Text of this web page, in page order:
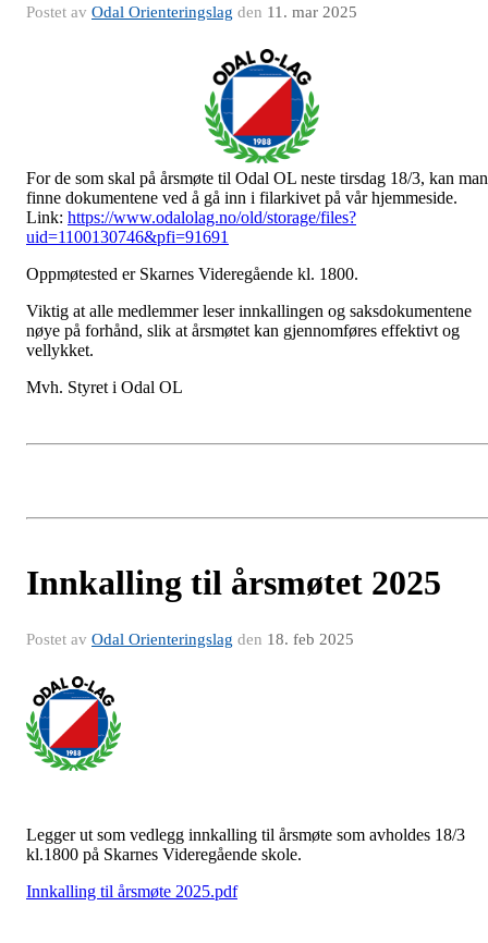
Postet av Odal Orienteringslag den 11. mar 2025
For de som skal på årsmøte til Odal OL neste tirsdag 18/3, kan man
finne dokumentene ved å gå inn i filarkivet på vår hjemmeside.
Link: https://www.odalolag.no/old/storage/files?
uid=1100130746&pfi=91691
Oppmøtested er Skarnes Videregående kl. 1800.
Viktig at alle medlemmer leser innkallingen og saksdokumentene
nøye på forhånd, slik at årsmøtet kan gjennomføres effektivt og
vellykket.
Mvh. Styret i Odal OL
Innkalling til årsmøtet 2025
Postet av Odal Orienteringslag den 18. feb 2025
Legger ut som vedlegg innkalling til årsmøte som avholdes 18/3
kl.1800 på Skarnes Videregående skole.
Innkalling til årsmøte 2025.pdf